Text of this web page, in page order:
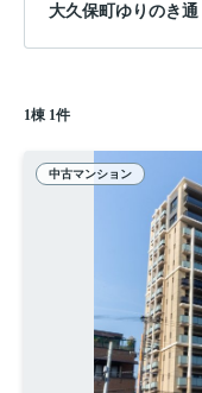
大久保町ゆりのき通
1棟 1件
中古マンション